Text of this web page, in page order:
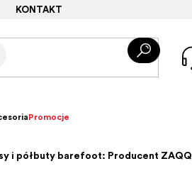
KONTAKT
Promocje
i półbuty barefoot: Producent ZAQQ